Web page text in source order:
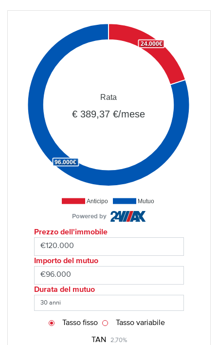
Anticipo Mutuo
24.000€
96.000€
Rata
€ 389,37 €/mese
Powered by
Prezzo dell'immobile
Importo del mutuo
Durata del mutuo
TAN 2,70%
Tasso fisso Tasso variabile